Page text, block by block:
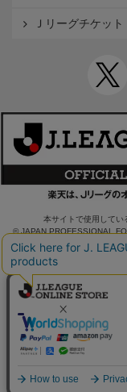
Ｊリーグチケット
本サイトで使用してい
© JAPAN PROFESSIONAL